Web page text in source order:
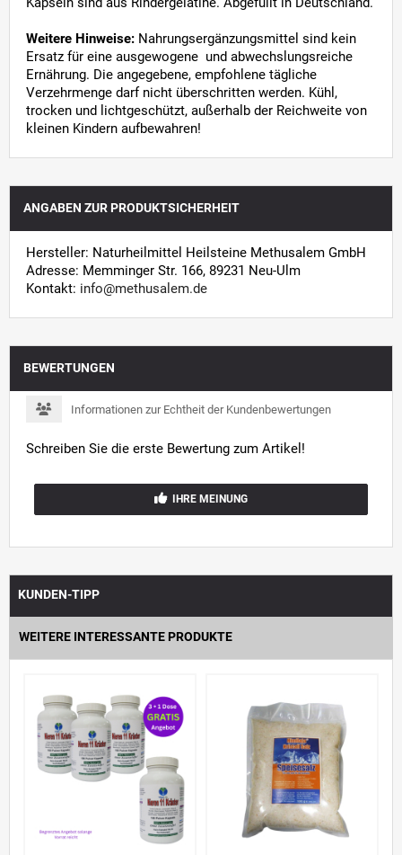
Weitere Hinweise: Nahrungsergänzungsmittel sind kein
Ersatz für eine ausgewogene und abwechslungsreiche
Ernährung. Die angegebene, empfohlene tägliche
Verzehrmenge darf nicht überschritten werden. Kühl,
trocken und lichtgeschützt, außerhalb der Reichweite von
kleinen Kindern aufbewahren!
ANGABEN ZUR PRODUKTSICHERHEIT
Hersteller: Naturheilmittel Heilsteine Methusalem GmbH
Adresse: Memminger Str. 166, 89231 Neu-Ulm
Kontakt: info@methusalem.de
BEWERTUNGEN
Informationen zur Echtheit der Kundenbewertungen
Schreiben Sie die erste Bewertung zum Artikel!
IHRE MEINUNG
KUNDEN-TIPP
WEITERE INTERESSANTE PRODUKTE